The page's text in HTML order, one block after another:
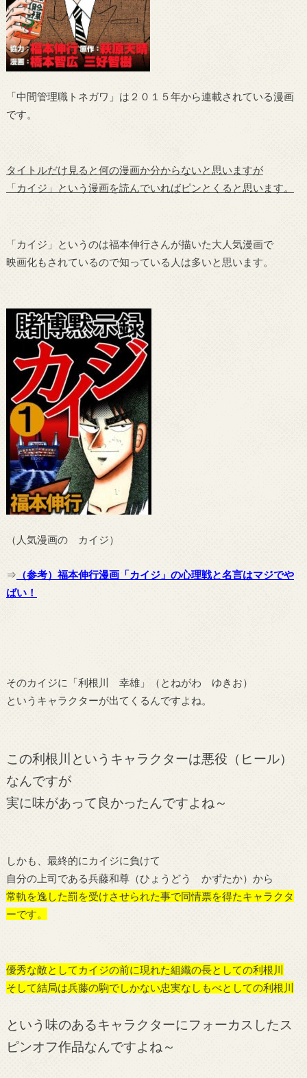
「中間管理職トネガワ」は２０１５年から連載されている漫画
です。
タイトルだけ見ると何の漫画か分からないと思いますが
「カイジ」という漫画を読んでいればピンとくると思います。
「カイジ」というのは福本伸行さんが描いた大人気漫画で
映画化もされているので知っている人は多いと思います。
（人気漫画の カイジ）
⇒ （参考）福本伸行漫画「カイジ」の心理戦と名言はマジでや
ばい！
そのカイジに「利根川 幸雄」（とねがわ ゆきお）
というキャラクターが出てくるんですよね。
この利根川というキャラクターは悪役（ヒール）
なんですが
実に味があって良かったんですよね～
しかも、最終的にカイジに負けて
自分の上司である兵藤和尊（ひょうどう かずたか）から
常軌を逸した罰を受けさせられた事で同情票を得たキャラクタ
ーです。
優秀な敵としてカイジの前に現れた組織の長としての利根川
そして結局は兵藤の駒でしかない忠実なしもべとしての利根川
という味のあるキャラクターにフォーカスしたス
ピンオフ作品なんですよね～